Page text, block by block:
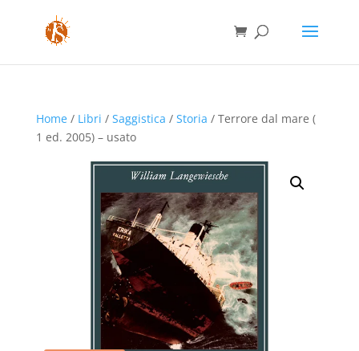
Home/ Libri / Saggistica / Storia / Terrore dal mare (
1 ed. 2005) – usato